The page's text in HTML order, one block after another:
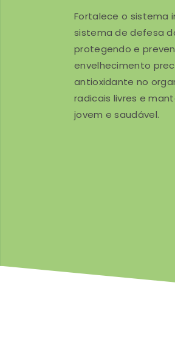
Fortalece o sistema
sistema de defesa
protegendo e
envelhecimento
antioxidante no
radicais livres e
jovem e saudável.